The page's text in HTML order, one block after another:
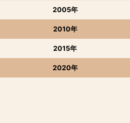
2005年
2010年
2015年
2020年